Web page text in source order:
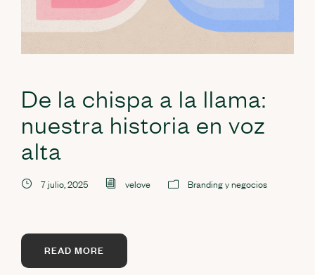
De la chispa a la llama:
nuestra historia en voz
alta
7 julio, 2025 velove Branding y negocios
READ MORE